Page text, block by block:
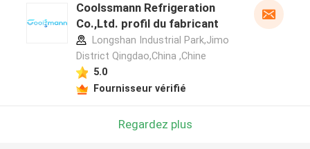
Coolssmann Refrigeration
Co.,Ltd. profil du fabricant
Longshan Industrial Park,Jimo
District Qingdao,China ,Chine
5.0
Fournisseur vérifié
Regardez plus